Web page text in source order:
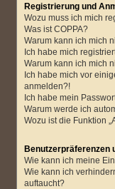
Registrierung und
Wozu muss ich mich
Was ist COPPA?
Warum kann ich mich
Ich habe mich
Warum kann ich mich
Ich habe mich vor
anmelden?!
Ich habe mein
Warum werde ich
Wozu ist die Funktion
Benutzerpräferenzen
Wie kann ich meine
Wie kann ich
auftaucht?